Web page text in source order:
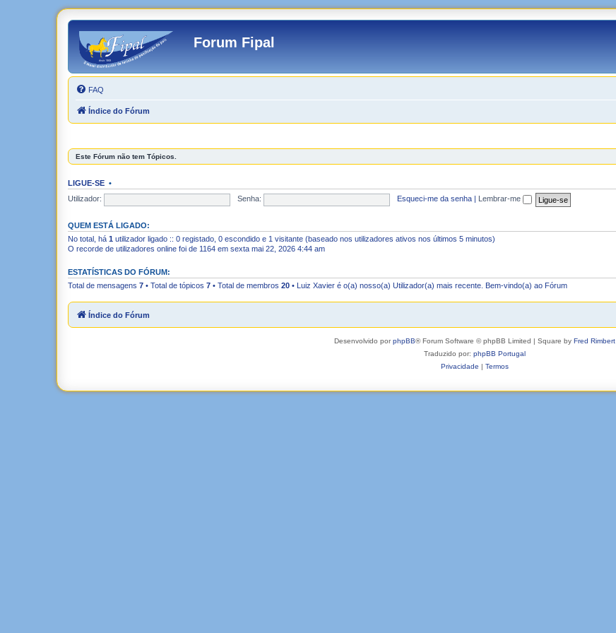
Forum Fipal
FAQ
Índice do Fórum
Este Fórum não tem Tópicos.
LIGUE-SE •
Utilizador:
Senha: Esqueci-me da senha Lembrar-me
QUEM ESTÁ LIGADO:
No total, há 1 utilizador ligado :: 0 registado, 0 escondido e 1 visitante (baseado nos utilizadores ativos nos últimos 5 minutos)
O recorde de utilizadores online foi de 1164 em sexta mai 22, 2026 4:44 am
ESTATÍSTICAS DO FÓRUM:
Total de mensagens 7 • Total de tópicos 7 • Total de membros 20 • Luiz Xavier é o(a) nosso(a) Utilizador(a) mais recente. Bem-vindo(a) ao Fórum
Índice do Fórum
Desenvolvido porphpBB® Forum Software © phpBB Limited | Square by Fred Rimbert
Traduzido por: phpBB Portugal
Privacidade | Termos